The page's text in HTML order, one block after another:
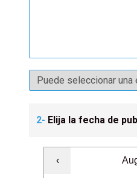
2- Elija la fecha de
‹